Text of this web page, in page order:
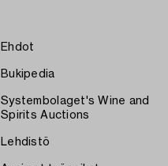
Ehdot
Bukipedia
Systembolaget's Wine and
Spirits Auctions
Lehdistö